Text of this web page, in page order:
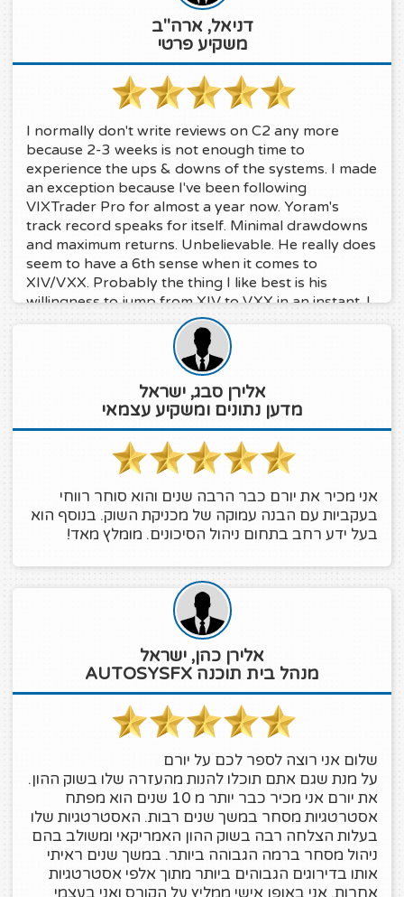
דניאל, ארה"ב
משקיע פרטי
I normally don't write reviews on C2 any more
because 2-3 weeks is not enough time to
experience the ups & downs of the systems. I made
an exception because I've been following
VIXTrader Pro for almost a year now. Yoram's
track record speaks for itself. Minimal drawdowns
and maximum returns. Unbelievable. He really does
seem to have a 6th sense when it comes to
XIV/VXX. Probably the thing I like best is his
willingness to jump from XIV to VXX in an instant. I
feel I am less likely to get caught up in another
nasty 20% drawdown again. He must sit there @
his computer with fingers on the keyboard all day
long and I appreciate it. He has always responded
to my messages. Keep up the great work Yoram!!
אלירן סבג, ישראל
מדען נתונים ומשקיע עצמאי
אני מכיר את יורם כבר הרבה שנים והוא סוחר רווחי
בעקביות עם הבנה עמוקה של מכניקת השוק. בנוסף הוא
בעל ידע רחב בתחום ניהול הסיכונים. מומלץ מאד!
אלירן כהן, ישראל
מנהל בית תוכנה AUTOSYSFX
שלום אני רוצה לספר לכם על יורם
על מנת שגם אתם תוכלו להנות מהעזרה שלו בשוק ההון.
את יורם אני מכיר כבר יותר מ 10 שנים הוא מפתח
אסטרטגיות מסחר במשך שנים רבות. האסטרטגיות שלו
בעלות הצלחה רבה בשוק ההון האמריקאי ומשולב בהם
ניהול מסחר ברמה הגבוהה ביותר. במשך שנים ראיתי
אותו בדירוגים הגבוהים ביותר מתוך אלפי אסטרטגיות
אחרות. אני באופן אישי ממליץ על הקורס ואני בעצמי